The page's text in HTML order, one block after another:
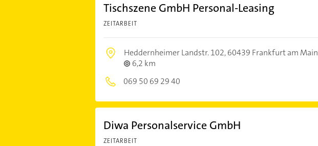
Tischszene GmbH Personal-Leasing
ZEITARBEIT
Heddernheimer Landstr. 102,60439 Frankfurt am Main
6,2 km
069 50 69 29 40
Diwa Personalservice GmbH
ZEITARBEIT